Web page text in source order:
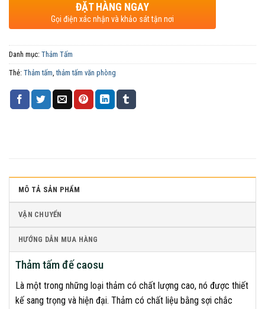
ĐẶT HÀNG NGAY
Gọi điện xác nhận và khảo sát tận nơi
Danh mục: Thảm Tấm
Thẻ: Thảm tấm,thảm tấm văn phòng
MÔ TẢ SẢN PHẨM
VẬN CHUYỂN
HƯỚNG DẪN MUA HÀNG
Thảm tấm đế caosu
Là một trong những loại thảm có chất lượng cao, nó được thiết
kế sang trọng và hiện đại. Thảm có chất liệu bằng sợi chắc